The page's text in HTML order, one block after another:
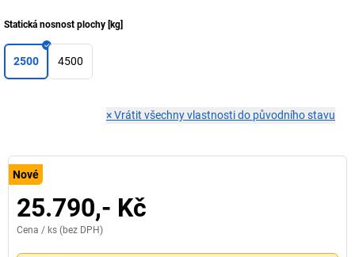
Statická nosnost plochy [kg]
2500 4500
×Vrátit všechny vlastnosti do původního stavu
Nové
25.790,- Kč
Cena / ks (bez DPH)